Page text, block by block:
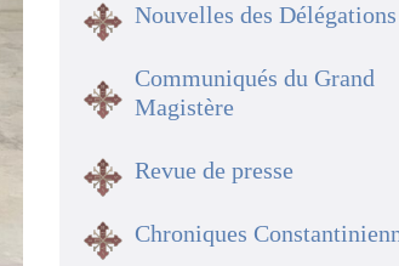
Nouvelles des Délégations
Communiqués du Grand
Magistère
Revue de presse
Chroniques